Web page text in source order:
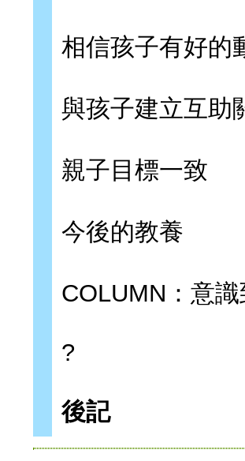
相信孩子有好的
與孩子建立互助
親子目標一致
今後的教養
COLUMN：意
?
後記